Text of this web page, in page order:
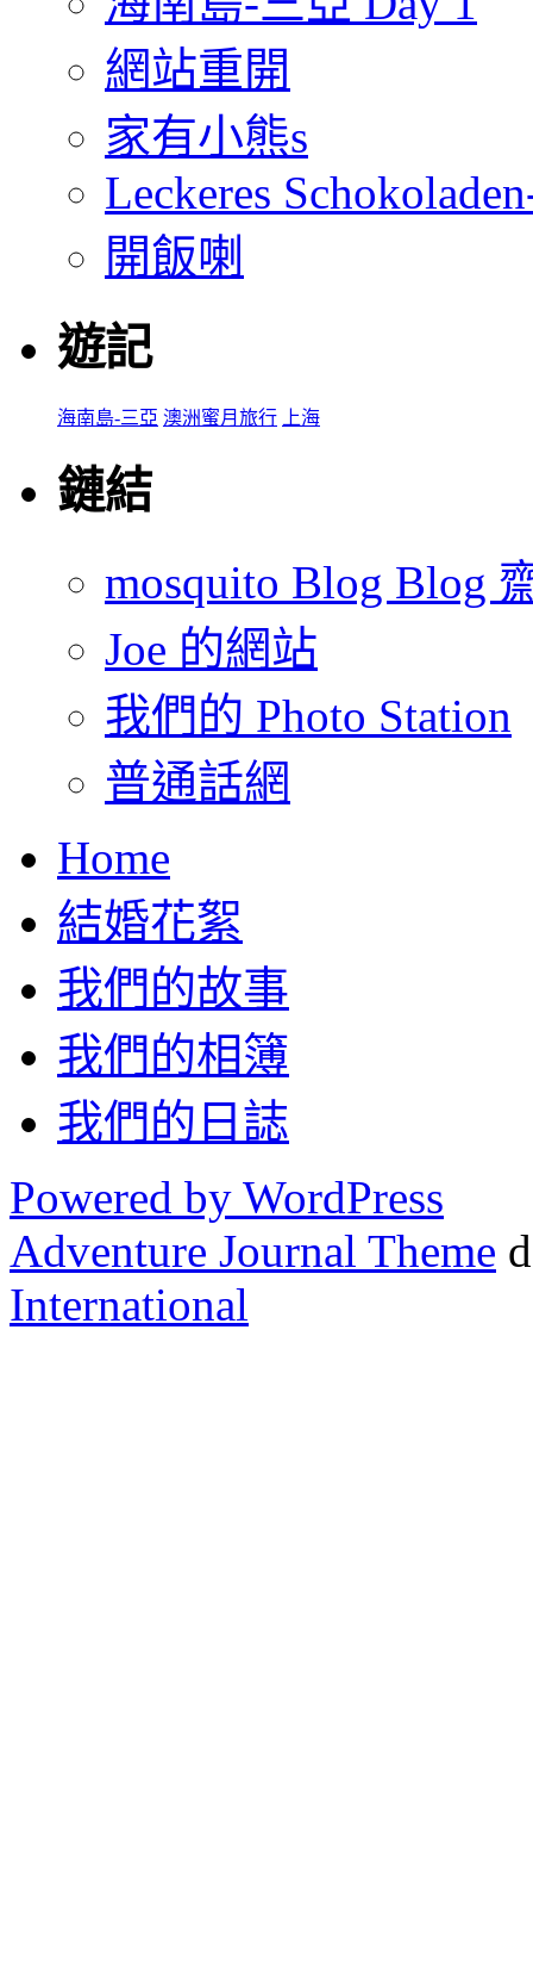
網站重開
家有小熊s
Leckeres
開飯喇
遊記
海南島-三亞 澳洲蜜月旅行 上海
鏈結
mosquito Blog Blog
Joe 的網站
我們的 Photo Station
普通話網
Home
結婚花絮
我們的故事
我們的相簿
我們的日誌
Powered by WordPress
Adventure Journal Theme
International